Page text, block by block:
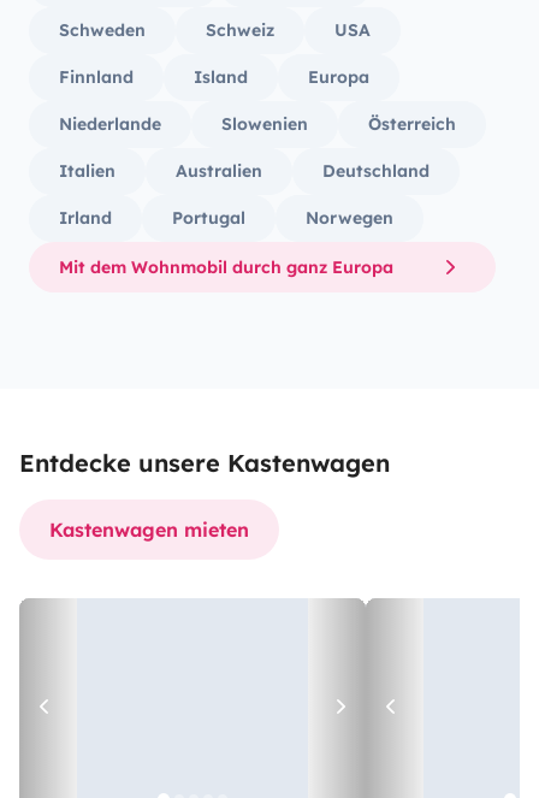
Schweden Schweiz USA
Finnland Island Europa
Niederlande Slowenien Österreich
Italien Australien Deutschland
Irland Portugal Norwegen
Mit dem Wohnmobil durch ganz Europa
Entdecke unsere Kastenwagen
Kastenwagen mieten